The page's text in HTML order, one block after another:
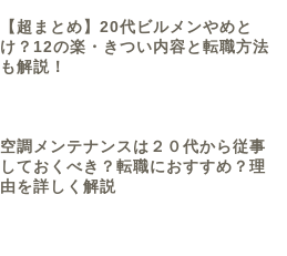
【超まとめ】20代ビルメンやめと
け？12の楽・きつい内容と転職方法
も解説！
空調メンテナンスは２０代から従事
しておくべき？転職におすすめ？理
由を詳しく解説